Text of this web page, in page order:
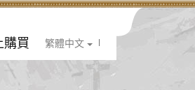
繁體中文 |
購買